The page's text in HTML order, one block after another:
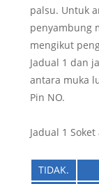
palsu. Untuk
penyambung
mengikut
Jadual 1 dan
antara muka
Pin NO.
Jadual 1
TIDAK.